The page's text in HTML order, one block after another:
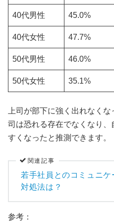
40代男性 45.0%
40代女性 47.7%
50代男性 46.0%
50代女性 35.1%
上司が部下に強く出れなく
司は恐れる存在でなくなり
すくなったと推測できます。
関連記事
若手社員とのコミュニ
対処法は？
参考：